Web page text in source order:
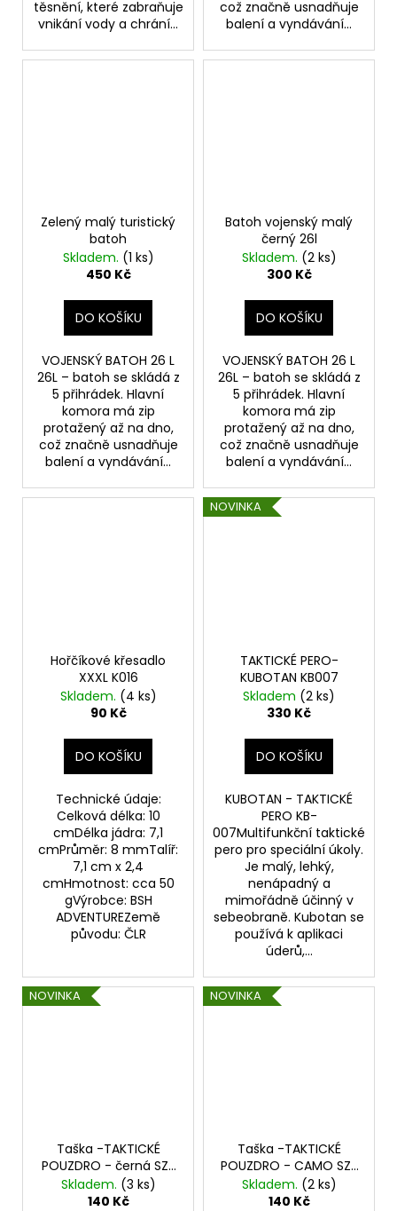
těsnění, které zabraňuje
vnikání vody a chrání...
což značně usnadňuje
balení a vyndávání...
Zelený malý turistický
batoh
Skladem. (1 ks)
450 Kč
DO KOŠÍKU
VOJENSKÝ BATOH 26 L
26L – batoh se skládá z
5 přihrádek. Hlavní
komora má zip
protažený až na dno,
což značně usnadňuje
balení a vyndávání...
Batoh vojenský malý
černý 26l
Skladem. (2 ks)
300 Kč
DO KOŠÍKU
VOJENSKÝ BATOH 26 L
26L – batoh se skládá z
5 přihrádek. Hlavní
komora má zip
protažený až na dno,
což značně usnadňuje
balení a vyndávání...
Hořčíkové křesadlo
XXXL K016
Skladem. (4 ks)
90 Kč
DO KOŠÍKU
Technické údaje:
Celková délka: 10
cmDélka jádra: 7,1
cmPrůměr: 8 mmTalíř:
7,1 cm x 2,4
cmHmotnost: cca 50
gVýrobce: BSH
ADVENTUREZemě
původu: ČLR
NOVINKA
TAKTICKÉ PERO-
KUBOTAN KB007
Skladem (2 ks)
330 Kč
DO KOŠÍKU
KUBOTAN - TAKTICKÉ
PERO KB-
007Multifunkční taktické
pero pro speciální úkoly.
Je malý, lehký,
nenápadný a
mimořádně účinný v
sebeobraně. Kubotan se
používá k aplikaci
úderů,...
NOVINKA
Taška -TAKTICKÉ
POUZDRO - černá SZ-
001
Skladem. (3 ks)
140 Kč
NOVINKA
Taška -TAKTICKÉ
POUZDRO - CAMO SZ-
004
Skladem. (2 ks)
140 Kč